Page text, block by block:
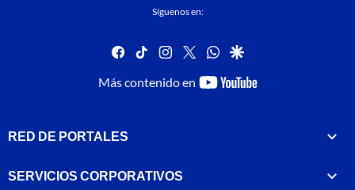
Síguenos en:
facebook
tiktok instagram
twitterwhatsapp
google
Más contenido en
youtube-
RED DE PORTALES
SERVICIOS CORPORATIVOS